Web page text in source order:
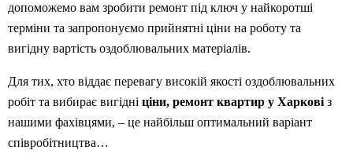
допоможемо вам зробити ремонт під ключ у найкоротші
терміни та запропонуємо прийнятні ціни на роботу та
вигідну вартість оздоблювальних матеріалів.
Для тих, хто віддає перевагу високій якості оздоблювальних
робіт та вибирає вигідні ціни, ремонт квартир у Харкові з
нашими фахівцями, – це найбільш оптимальний варіант
співробітництва…